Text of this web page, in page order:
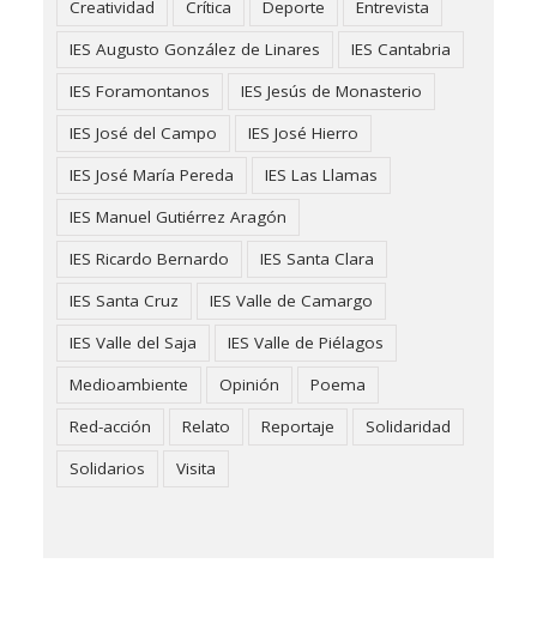
Creatividad
Crítica Deporte
Entrevista
IES Augusto González de Linares
IES Cantabria
IES Foramontanos
IES Jesús de Monasterio
IES José del Campo
IES José Hierro
IES José María Pereda
IES Las Llamas
IES Manuel Gutiérrez Aragón
IES Ricardo Bernardo
IES Santa Clara
IES Santa Cruz
IES Valle de Camargo
IES Valle del Saja
IES Valle de Piélagos
Medioambiente
Opinión
Poema
Red-acción
Relato Reportaje
Solidaridad
Solidarios
Visita